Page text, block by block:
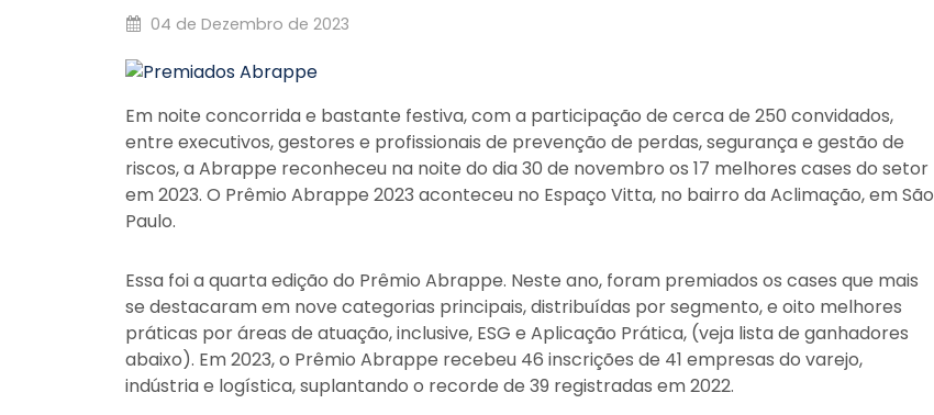
04 de Dezembro de 2023
Em noite concorrida e bastante festiva, com a participação de cerca de 250 convidados,
entre executivos, gestores e profissionais de prevenção de perdas, segurança e gestão de
riscos, a Abrappe reconheceu na noite do dia 30 de novembro os 17 melhores cases do setor
em 2023. O Prêmio Abrappe 2023 aconteceu no Espaço Vitta, no bairro da Aclimação, em São
Paulo.
Essa foi a quarta edição do Prêmio Abrappe. Neste ano, foram premiados os cases que mais
se destacaram em nove categorias principais, distribuídas por segmento, e oito melhores
práticas por áreas de atuação, inclusive, ESG e Aplicação Prática, (veja lista de ganhadores
abaixo). Em 2023, o Prêmio Abrappe recebeu 46 inscrições de 41 empresas do varejo,
indústria e logística, suplantando o recorde de 39 registradas em 2022.